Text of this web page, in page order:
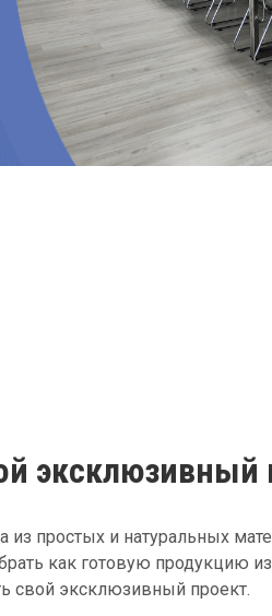
эксклюзивный
из простых и натуральных
как готовую продукцию
свой эксклюзивный проект.